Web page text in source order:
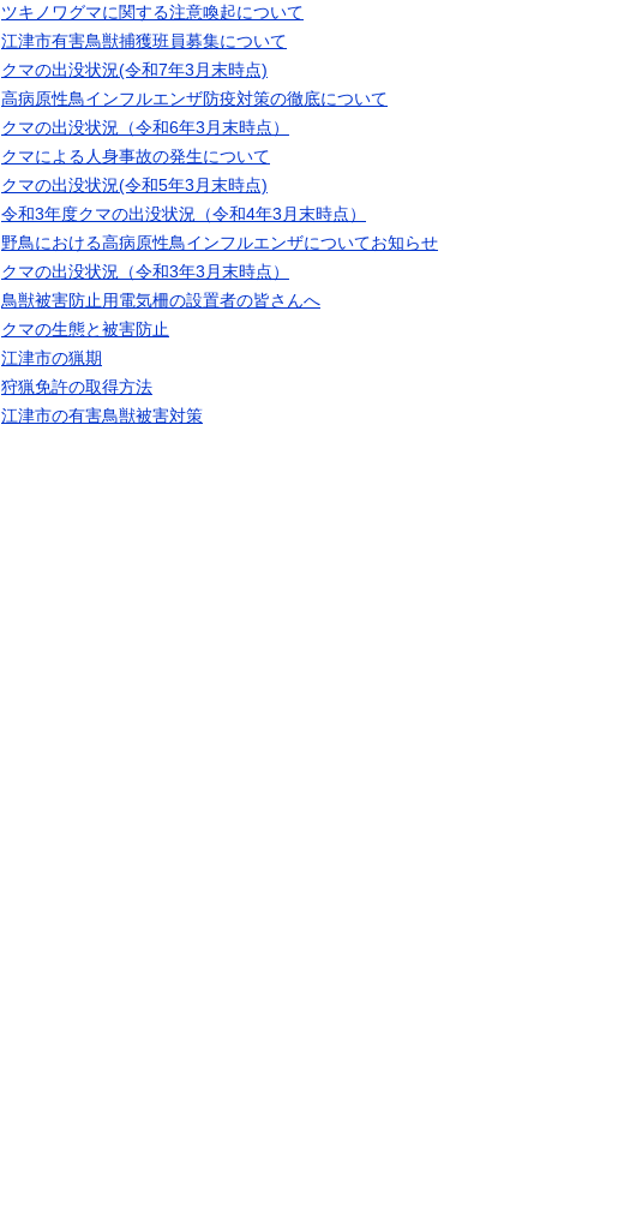
ツキノワグマに関する注意喚起について
江津市有害鳥獣捕獲班員募集について
クマの出没状況(令和7年3月末時点)
高病原性鳥インフルエンザ防疫対策の徹底について
クマの出没状況（令和6年3月末時点）
クマによる人身事故の発生について
クマの出没状況(令和5年3月末時点)
令和3年度クマの出没状況（令和4年3月末時点）
野鳥における高病原性鳥インフルエンザについてお知らせ
クマの出没状況（令和3年3月末時点）
鳥獣被害防止用電気柵の設置者の皆さんへ
クマの生態と被害防止
江津市の猟期
狩猟免許の取得方法
江津市の有害鳥獣被害対策